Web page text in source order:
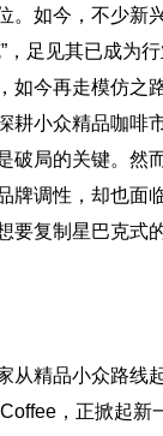
。如今，不少新
，足见其已成为
如今再走模仿之
耕小众精品咖啡
破局的关键。然
牌调性，却也面
要复制星巴克式
从精品小众路线
，正掀起新